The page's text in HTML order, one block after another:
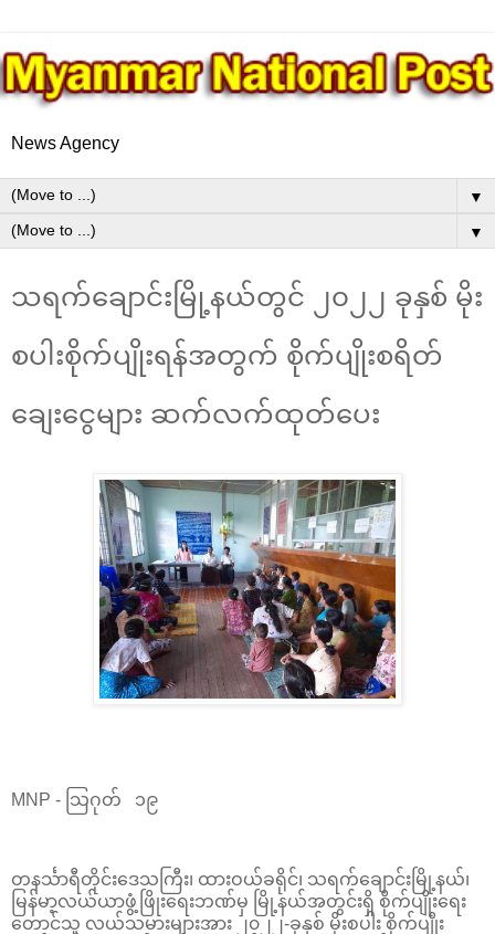
News Agency
▼
▼
သရက်ချောင်းမြို့နယ်တွင် ၂၀၂၂ ခုနှစ် မိုး
စပါးစိုက်ပျိုးရန်အတွက် စိုက်ပျိုးစရိတ်
ချေးငွေများ ဆက်လက်ထုတ်ပေး
MNP - သြဂုတ် ၁၉
တနင်္သာရီတိုင်းဒေသကြီး၊ ထားဝယ်ခရိုင်၊ သရက်ချောင်းမြို့နယ်၊
မြန်မာ့လယ်ယာဖွံ့ဖြိုးရေးဘဏ်မှ မြို့နယ်အတွင်းရှိ စိုက်ပျိုးရေး
တောင်သူ လယ်သမားများအား ၂၀၂၂-ခုနှစ် မိုးစပါး စိုက်ပျိုး